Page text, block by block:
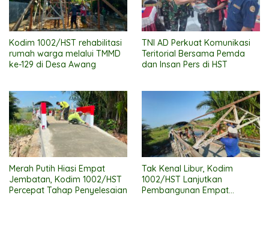
Kodim 1002/HST rehabilitasi
rumah warga melalui TMMD
ke-129 di Desa Awang
TNI AD Perkuat Komunikasi
Teritorial Bersama Pemda
dan Insan Pers di HST
Merah Putih Hiasi Empat
Jembatan, Kodim 1002/HST
Percepat Tahap Penyelesaian
Tak Kenal Libur, Kodim
1002/HST Lanjutkan
Pembangunan Empat